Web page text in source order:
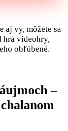
aj vy, môžete sa
hrá videohry,
obľúbené.
–